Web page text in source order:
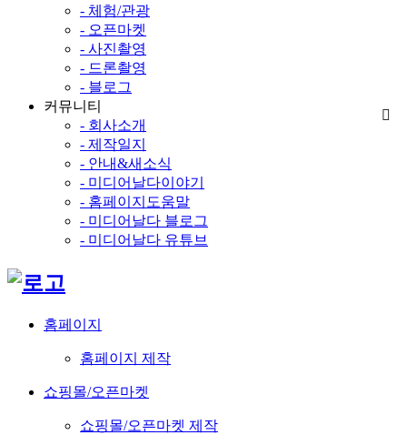
- 체험/관광
- 오픈마켓
- 사진촬영
- 드론촬영
- 블로그
커뮤니티
- 회사소개
- 제작일지
- 안내&새소식
- 미디어날다이야기
- 홈페이지도움말
- 미디어날다 블로그
- 미디어날다 유튜브
홈페이지
홈페이지 제작
쇼핑몰/오픈마켓
쇼핑몰/오픈마켓 제작